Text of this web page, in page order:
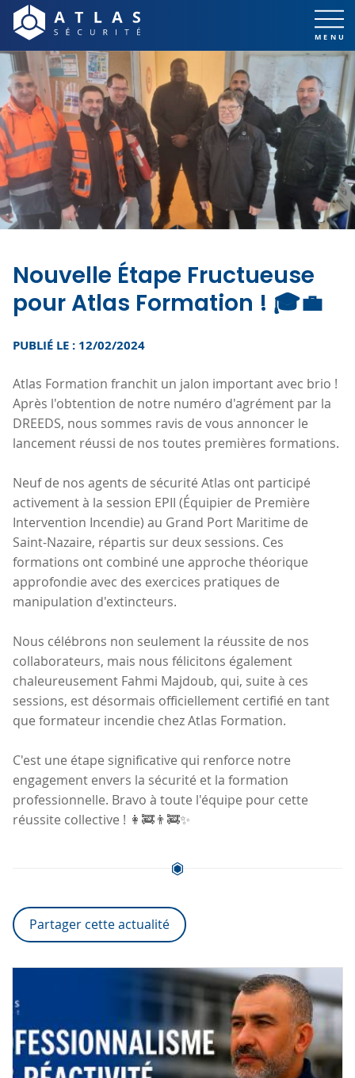
Nouvelle Étape Fructueuse
pour Atlas Formation ! 🎓💼
PUBLIÉ LE : 12/02/2024
Atlas Formation franchit un jalon important avec brio !
Après l'obtention de notre numéro d'agrément par la
DREEDS, nous sommes ravis de vous annoncer le
lancement réussi de nos toutes premières formations.
Neuf de nos agents de sécurité Atlas ont participé
activement à la session EPII (Équipier de Première
Intervention Incendie) au Grand Port Maritime de
Saint-Nazaire, répartis sur deux sessions. Ces
formations ont combiné une approche théorique
approfondie avec des exercices pratiques de
manipulation d'extincteurs.
Nous célébrons non seulement la réussite de nos
collaborateurs, mais nous félicitons également
chaleureusement Fahmi Majdoub, qui, suite à ces
sessions, est désormais officiellement certifié en tant
que formateur incendie chez Atlas Formation.
C'est une étape significative qui renforce notre
engagement envers la sécurité et la formation
professionnelle. Bravo à toute l'équipe pour cette
réussite collective ! 👩‍🚒👨‍🚒✨
Partager cette actualité